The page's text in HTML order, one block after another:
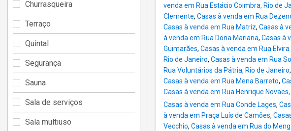
venda em Rua Estácio Coimbra, Rio de
Clemente, Casas à venda em Rua
Casas à venda em Rua Matriz, Casas à
à venda em Rua Dona Mariana, Casas à
Guimarães, Casas à venda em Rua
Rio de Janeiro, Casas à venda em Rua
Rua Voluntários da Pátria, Rio de Janeiro,
Casas à venda em Rua Mena Barreto,
Casas à venda em Rua Henrique
Casas à venda em Rua Conde Lages,
à venda em Praça Luís de Camões,
Vecchio, Casas à venda em Rua do
Churrasqueira
Terraço
Quintal
Segurança
Sauna
Sala de serviços
Sala multiuso